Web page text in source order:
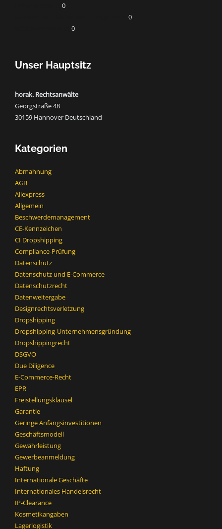
0
0
0
Unser Hauptsitz
horak. Rechtsanwälte
Georgstraße 48
30159 Hannover Deutschland
Kategorien
Abmahnung
AGB
Aliexpress
Allgemein
Beschwerdemanagement
CE-Kennzeichen
CI Dropshipping
Compliance-Prüfung
Datenschutz
Datenschutz und E-Commerce
Datenschutzrecht
Datenweitergabe
Designrechtsverletzung
Dropshipping
Dropshipping-Unternehmensgründung
Dropshippingrecht
DSGVO
Due Diligence
E-Commerce-Recht
EPR
Freistellungsklausel
Garantie
Geringe Anfangsinvestitionen
Geschäftsmodell
Gewährleistung
Gewerbeanmeldung
Haftung
Internationale Geschäfte
Internationales Handelsrecht
IP-Clearance
Kosmetikangaben
Lagerlogistik